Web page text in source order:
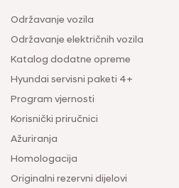
Održavanje vozila
Održavanje električnih vozila
Katalog dodatne opreme
Hyundai servisni paketi 4+
Program vjernosti
Korisnički priručnici
Ažuriranja
Homologacija
Originalni rezervni dijelovi